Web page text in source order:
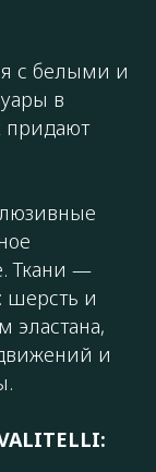
с белыми и
в
придают
Ткани —
шерсть и
эластана,
и